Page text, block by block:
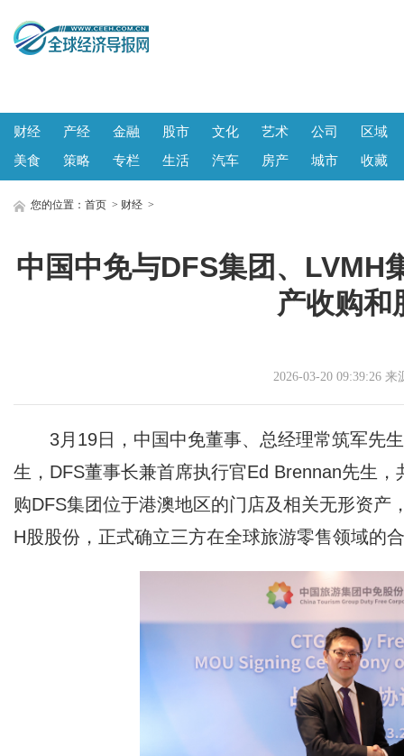
财经 产经 金融 股市 文化 艺术 公司
区域
美食
策略 专栏 生活 汽车 房产 城市 收藏
您的位置： 首页 > 财经 >
中国中免与DFS集团、LVMH
产收购和
2026-03-20 09:39:26
3月19日，中国中免董事、总经理常筑军先
生，DFS董事长兼首席执行官Ed Brennan先生
购DFS集团位于港澳地区的门店及相关无形资
H股股份，正式确立三方在全球旅游零售领域的